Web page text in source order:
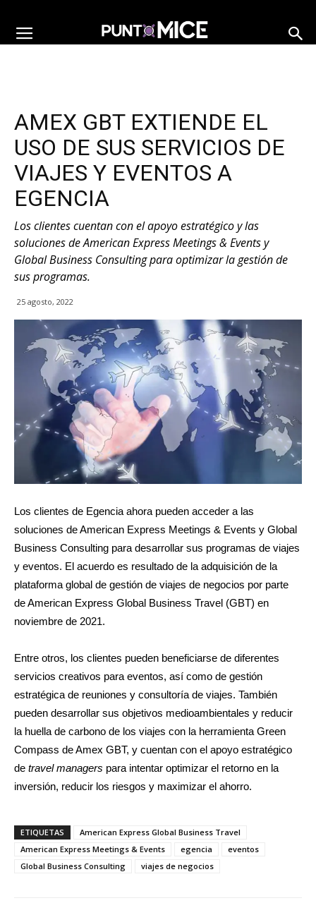
AMEX GBT EXTIENDE EL
USO DE SUS SERVICIOS DE
VIAJES Y EVENTOS A
EGENCIA
Los clientes cuentan con el apoyo estratégico y las
soluciones de American Express Meetings & Events y
Global Business Consulting para optimizar la gestión de
sus programas.
25 agosto, 2022
Los clientes de Egencia ahora pueden acceder a las
soluciones de American Express Meetings & Events y Global
Business Consulting para desarrollar sus programas de viajes
y eventos. El acuerdo es resultado de la adquisición de la
plataforma global de gestión de viajes de negocios por parte
de American Express Global Business Travel (GBT) en
noviembre de 2021.
Entre otros, los clientes pueden beneficiarse de diferentes
servicios creativos para eventos, así como de gestión
estratégica de reuniones y consultoría de viajes. También
pueden desarrollar sus objetivos medioambientales y reducir
la huella de carbono de los viajes con la herramienta Green
Compass de Amex GBT, y cuentan con el apoyo estratégico
de travel managers para intentar optimizar el retorno en la
inversión, reducir los riesgos y maximizar el ahorro.
ETIQUETAS
American Express Global Business Travel
American Express Meetings & Events
egencia
eventos
Global Business Consulting
viajes de negocios